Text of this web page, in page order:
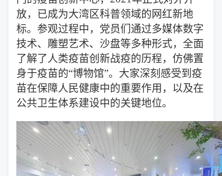
放，已成为大湾区科普领域的网红新地
标。参观过程中，党员们通过多媒体数字
技术、雕塑艺术、沙盘等多种形式，全面
了解了人类疫苗创新战疫的历程，仿佛置
身于疫苗的“博物馆”。大家深刻感受到疫
苗在保障人民健康中的重要作用，以及在
公共卫生体系建设中的关键地位。